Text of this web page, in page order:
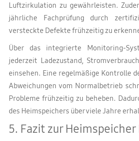
Luftzirkulation zu gewährleisten.
jährliche Fachprüfung durch
versteckte Defekte frühzeitig zu
Über das integrierte Monitoring-
jederzeit Ladezustand,
einsehen. Eine regelmäßige Kontrolle
Abweichungen vom Normalbetrieb
Probleme frühzeitig zu beheben.
des Heimspeichers über viele Jahre
5. Fazit zur